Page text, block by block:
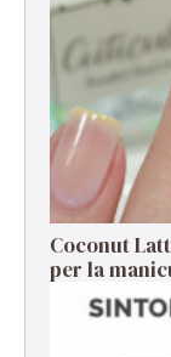
Coconut
per la